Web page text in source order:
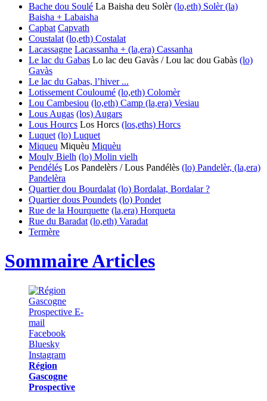
Bache dou Soulé La Baisha deu Solèr(lo,eth) Solèr (la)
Baisha + Labaisha
Capbat Capvath
Coustalat (lo,eth) Costalat
Lacassagne Lacassanha + (la,era) Cassanha
Le lac du Gabas Lo lac deu Gavàs / Lou lac dou Gabàs (lo)
Gavàs
Le lac du Gabas, l’hiver ...
Lotissement Couloumé (lo,eth) Colomèr
Lou Cambesiou (lo,eth) Camp (la,era) Vesiau
Lous Augas (los) Augars
Lous Hourcs Los Horcs (los,eths) Horcs
Luquet (lo) Luquet
Miqueu Miquèu Miquèu
Mouly Bielh (lo) Molin vielh
Pendélés Los Pandelèrs / Lous Pandélès (lo) Pandelèr, (la,era)
Pandelèra
Quartier dou Bourdalat (lo) Bordalat, Bordalar ?
Quartier dous Poundets (lo) Pondet
Rue de la Hourquette (la,era) Horqueta
Rue du Baradat (lo,eth) Varadat
Termère
Sommaire Articles
Région
Gascogne
Prospective